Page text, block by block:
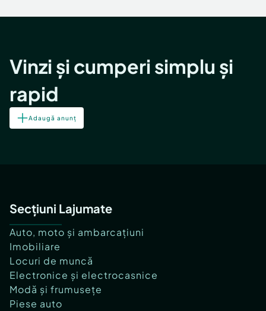
Vinzi și cumperi simplu și
rapid
Adaugă anunț
Secțiuni Lajumate
Auto, moto și ambarcațiuni
Imobiliare
Locuri de muncă
Electronice și electrocasnice
Modă și frumusețe
Piese auto